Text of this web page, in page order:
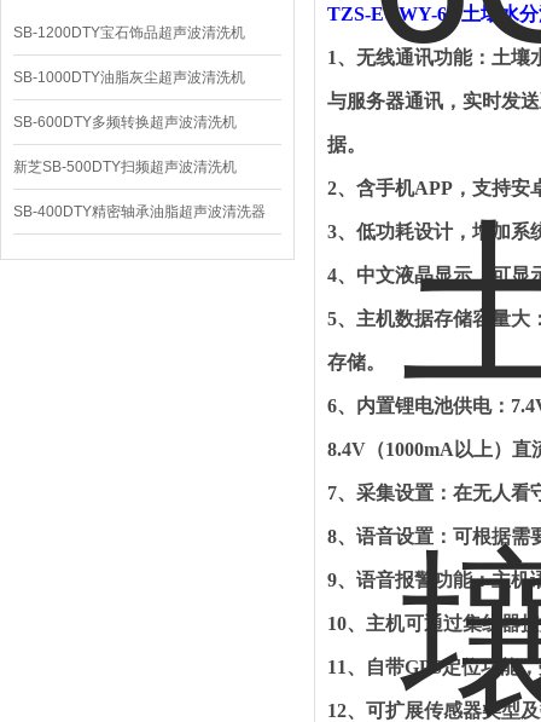
SB-1200DTY宝石饰品超声波清洗机
SB-1000DTY油脂灰尘超声波清洗机
SB-600DTY多频转换超声波清洗机
新芝SB-500DTY扫频超声波清洗机
SB-400DTY精密轴承油脂超声波清洗器
TZS-ECWY-6G土壤水
1、无线通讯功能：土壤
与服务器通讯，实时发
据。
2、含手机APP ，支持
3、低功耗设计，增加系
4、中文液晶显示，可显
5、主机数据存储容量大
存储。
6、内置锂电池供电：
8.4V （1000mA 以上）直
7、采集设置：在无人看
8、语音设置：可根据需
9、语音报警功能：主机
10、主机可通过集线器
11、自带GPS定位功能
12、可扩展传感器类型